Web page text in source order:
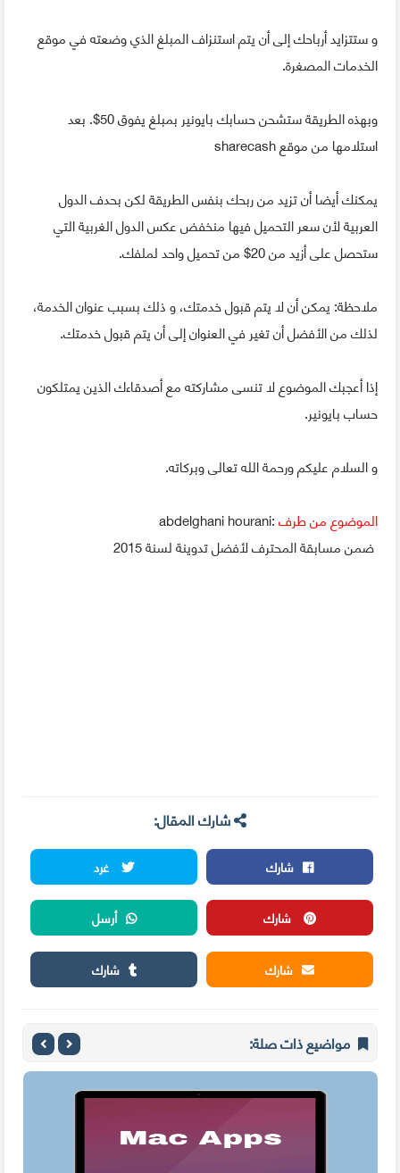
و ستتزايد أرباحك إلى أن يتم استنزاف المبلغ الذي وضعته في موقع
الخدمات المصغرة.
وبهذه الطريقة ستشحن حسابك بايونير بمبلغ يفوق 50$. بعد
استلامها من موقع sharecash
يمكنك أيضا أن تزيد من ربحك بنفس الطريقة لكن بحدف الدول
العربية لأن سعر التحميل فيها منخفض عكس الدول الغربية التي
ستحصل على أزيد من 20$ من تحميل واحد لملفك.
ملاحظة: يمكن أن لا يتم قبول خدمتك، و ذلك بسبب عنوان الخدمة،
لذلك من الأفضل أن تغير في العنوان إلى أن يتم قبول خدمتك.
إذا أعجبك الموضوع لا تنسى مشاركته مع أصدقاءك الذين يمتلكون
حساب بايونير.
و السلام عليكم ورحمة الله تعالى وبركاته.
الموضوع من طرف:abdelghani hourani
ضمن مسابقة المحترف لأفضل تدوينة لسنة 2015
شارك المقال:
شارك
غرد
شارك
أرسل
شارك
شارك
مواضيع ذات صلة: